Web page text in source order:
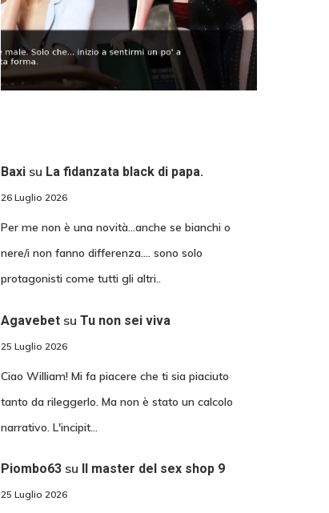
Baxisu La fidanzata black di papa.
26 Luglio 2026
Per me non è una novità...anche se bianchi o
nere/i non fanno differenza.... sono solo
protagonisti come tutti gli altri..
Agavebetsu Tu non sei viva
25 Luglio 2026
Ciao William! Mi fa piacere che ti sia piaciuto
tanto da rileggerlo. Ma non è stato un calcolo
narrativo. L'incipit…
Piombo63su Il master del sex shop 9
25 Luglio 2026